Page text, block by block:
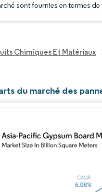
sont fournies en termes
Chimiques Et Matériaux
du marché des